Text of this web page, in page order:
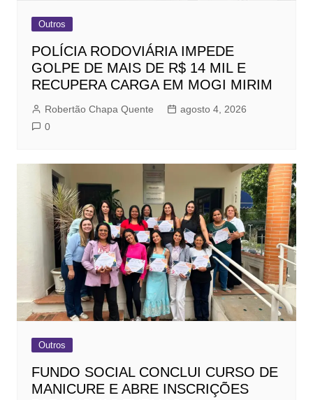
Outros
POLÍCIA RODOVIÁRIA IMPEDE
GOLPE DE MAIS DE R$ 14 MIL E
RECUPERA CARGA EM MOGI MIRIM
Robertão Chapa Quente
agosto 4, 2026
0
Outros
FUNDO SOCIAL CONCLUI CURSO DE
MANICURE E ABRE INSCRIÇÕES